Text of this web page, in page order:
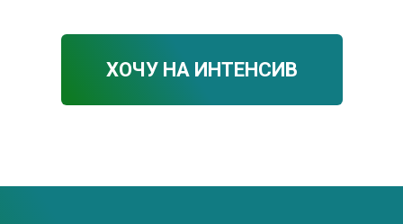
ХОЧУ НА ИНТЕНСИВ